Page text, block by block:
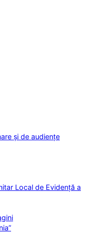
și de audiențe
Local de Evidență a